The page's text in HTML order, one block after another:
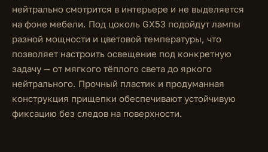
нейтрально смотрится в интерьере и не выделяется
на фоне мебели. Под цоколь GX53 подойдут лампы
разной мощности и цветовой температуры, что
позволяет настроить освещение под конкретную
задачу — от мягкого тёплого света до яркого
нейтрального. Прочный пластик и продуманная
конструкция прищепки обеспечивают устойчивую
фиксацию без следов на поверхности.